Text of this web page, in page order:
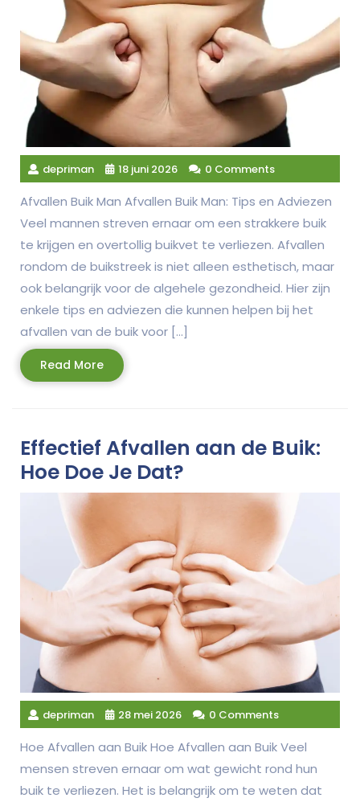
depriman 18 juni 2026 0 Comments
Afvallen Buik Man Afvallen Buik Man: Tips en Adviezen
Veel mannen streven ernaar om een strakkere buik
te krijgen en overtollig buikvet te verliezen. Afvallen
rondom de buikstreek is niet alleen esthetisch, maar
ook belangrijk voor de algehele gezondheid. Hier zijn
enkele tips en adviezen die kunnen helpen bij het
afvallen van de buik voor […]
Read MoreRead
More
Effectief Afvallen aan de Buik:
Hoe Doe Je Dat?
depriman 28 mei 2026 0 Comments
Hoe Afvallen aan Buik Hoe Afvallen aan Buik Veel
mensen streven ernaar om wat gewicht rond hun
buik te verliezen. Het is belangrijk om te weten dat